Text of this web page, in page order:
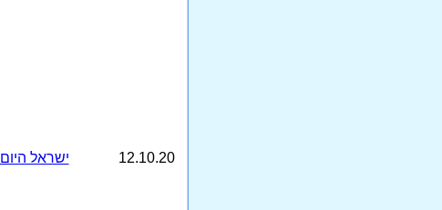
12.10.20 ישראל היום